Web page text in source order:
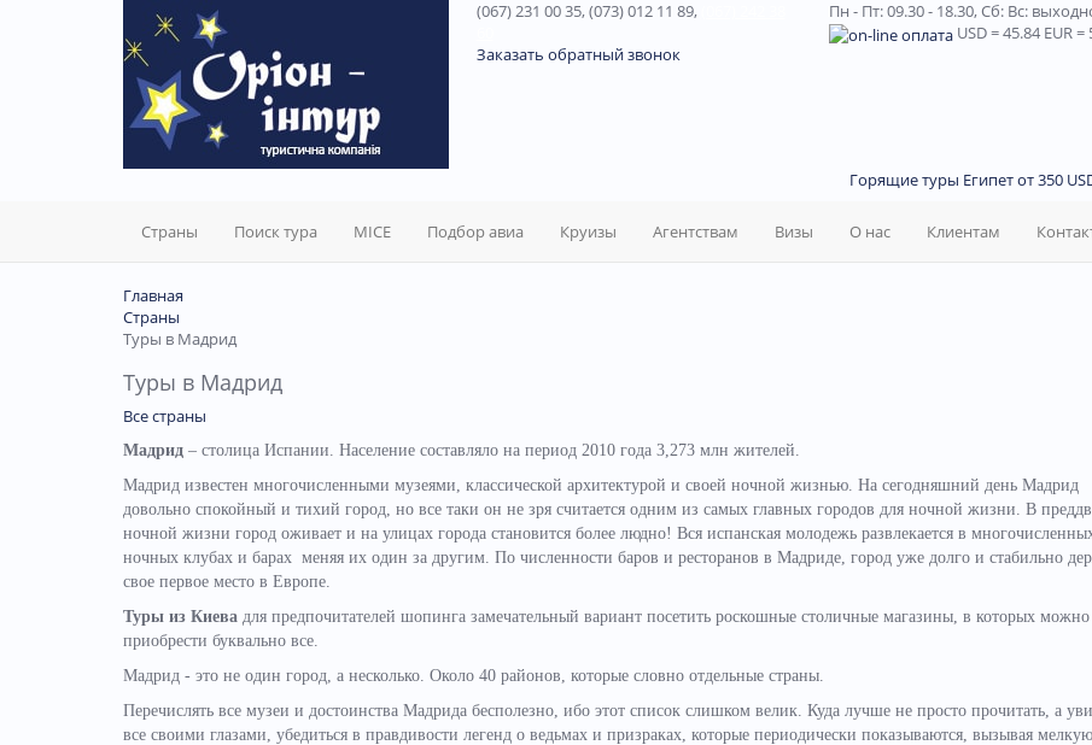
(067) 231 00 35, (073) 012 11 89,
Заказать обратный звонок
Пн - Пт: 09.30 - 18.30,Сб: Вс:
USD= 45.84EUR=
Горящие туры Египет от 350
Страны Поиск тура MICE Подбор авиа Круизы Агентствам Визы О нас Клиентам
Главная
Страны
Туры в Мадрид
Туры в Мадрид
Все страны
Мадрид – столица Испании. Население составляло на период 2010 года 3,273 млн жителей.
Мадрид известен многочисленными музеями, классической архитектурой и своей ночной жизнью. На сегодняшний день Мадрид
довольно спокойный и тихий город, но все таки он не зря считается одним из самых главных городов для ночной жизни. В
ночной жизни город оживает и на улицах города становится более людно! Вся испанская молодежь развлекается в
ночных клубах и барах меняя их один за другим. По численности баров и ресторанов в Мадриде, город уже долго и стабильно
свое первое место в Европе.
Туры из Киева для предпочитателей шопинга замечательный вариант посетить роскошные столичные магазины, в которых можно
приобрести буквально все.
Мадрид - это не один город, а несколько. Около 40 районов, которые словно отдельные страны.
Перечислять все музеи и достоинства Мадрида бесполезно, ибо этот список слишком велик. Куда лучше не просто прочитать, а
все своими глазами, убедиться в правдивости легенд о ведьмах и призраках, которые периодически показываются, вызывая мелкую